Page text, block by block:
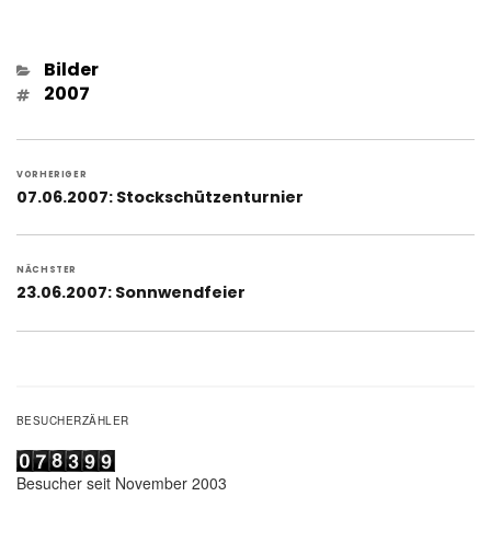
Kategorien
Bilder
Schlagwörter
2007
VORHERIGER
Vorheriger
07.06.2007: Stockschützenturnier
NÄCHSTER
Nächster
23.06.2007: Sonnwendfeier
BESUCHERZÄHLER
Besucher seit November 2003